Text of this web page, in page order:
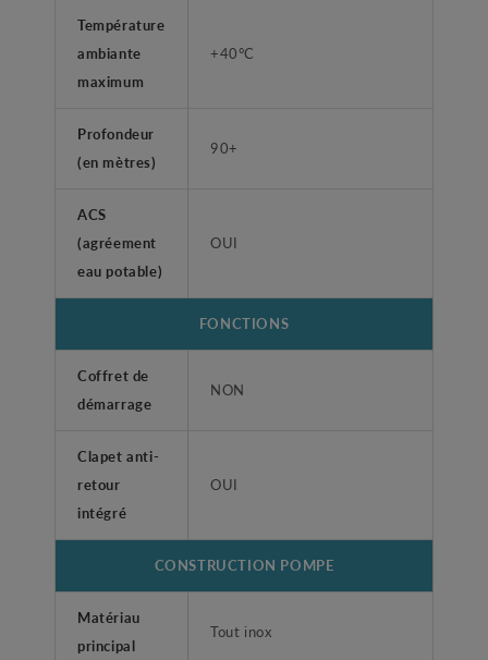
Température
ambiante
maximum
+40°C
Profondeur
(en mètres)
90+
ACS
(agréement
eau potable)
OUI
FONCTIONS
Coffret de
démarrage
NON
Clapet anti-
retour
intégré
OUI
CONSTRUCTION POMPE
Matériau
principal
Tout inox